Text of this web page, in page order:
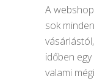
A
sok
időben
valami